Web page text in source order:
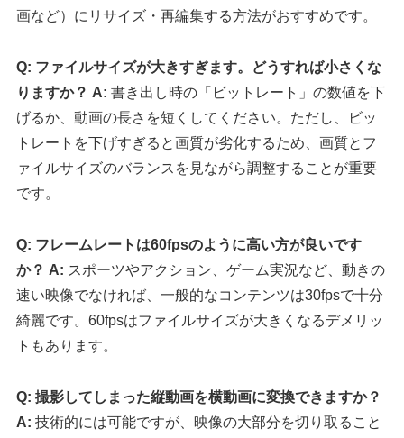
画など）にリサイズ・再編集する方法がおすすめです。
Q: ファイルサイズが大きすぎます。どうすれば小さくな
りますか？ A: 書き出し時の「ビットレート」の数値を下
げるか、動画の長さを短くしてください。ただし、ビッ
トレートを下げすぎると画質が劣化するため、画質とフ
ァイルサイズのバランスを見ながら調整することが重要
です。
Q: フレームレートは60fpsのように高い方が良いです
か？ A: スポーツやアクション、ゲーム実況など、動きの
速い映像でなければ、一般的なコンテンツは30fpsで十分
綺麗です。60fpsはファイルサイズが大きくなるデメリッ
トもあります。
Q: 撮影してしまった縦動画を横動画に変換できますか？
A: 技術的には可能ですが、映像の大部分を切り取ること